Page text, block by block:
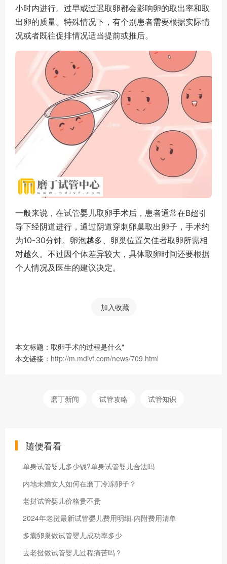
小时内进行。过早或过迟取卵都会影响卵的取出率和取
出卵的质量。特殊情况下，有个别患者需要根据实际情
况或者既往促排情况适当提前或推后。
一般来说，在试管婴儿取卵手术后，患者通常在B超引
导下经阴道进行，通过阴道穿刺卵巢取出卵子，手术约
为10-30分钟。卵泡越多、卵巢位置欠佳者取卵所需相
对越久。不过因个体差异较大，具体取卵时间还要根据
个人情况及医生的建议决定。
加入收藏
本文标题：取卵手术的过程是什么"
本文链接： http://m.mdivf.com/news/709.html
磨丁新闻 试管攻略 试管知识
随便看看
单身试管婴儿多少钱?单身试管婴儿合法吗
内地未婚女人如何在磨丁冷冻卵子？
老挝试管婴儿价格贵不贵
2024年老挝最新试管婴儿费用明细-内附费用清单
多囊卵巢做试管婴儿成功率多少
去老挝做试管婴儿过程痛苦吗？